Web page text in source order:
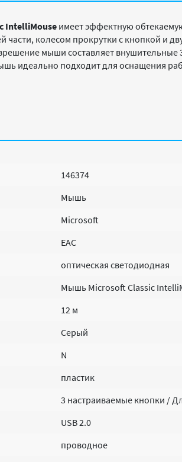
IntelliMouseимеет эффектную
части, колесом прокрутки с кнопкой и
мыши составляет
идеально подходит для оснащения
146374
Мышь
Microsoft
EAC
оптическая светодиодная
Мышь Microsoft Classic
12 м
Серый
N
пластик
3 настраиваемые кнопки /
USB 2.0
проводное